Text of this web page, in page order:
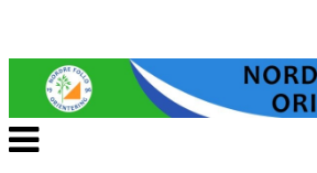
Veksle
navigasjon